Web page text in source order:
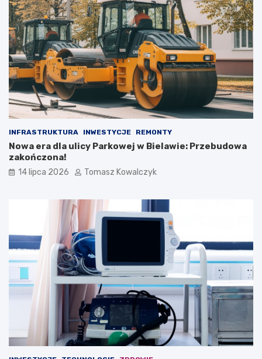
INFRASTRUKTURA INWESTYCJE REMONTY
Nowa era dla ulicy Parkowej w Bielawie: Przebudowa
zakończona!
14 lipca 2026 Tomasz Kowalczyk